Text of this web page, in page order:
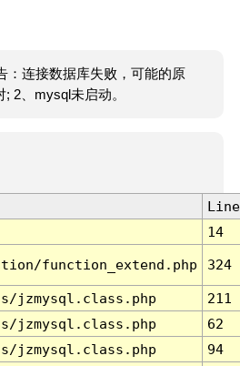
：连接数据库失败，可能的原
2、mysql未启动。
Line
14
function_extend.php 324
jzmysql.class.php
211
jzmysql.class.php
62
jzmysql.class.php
94